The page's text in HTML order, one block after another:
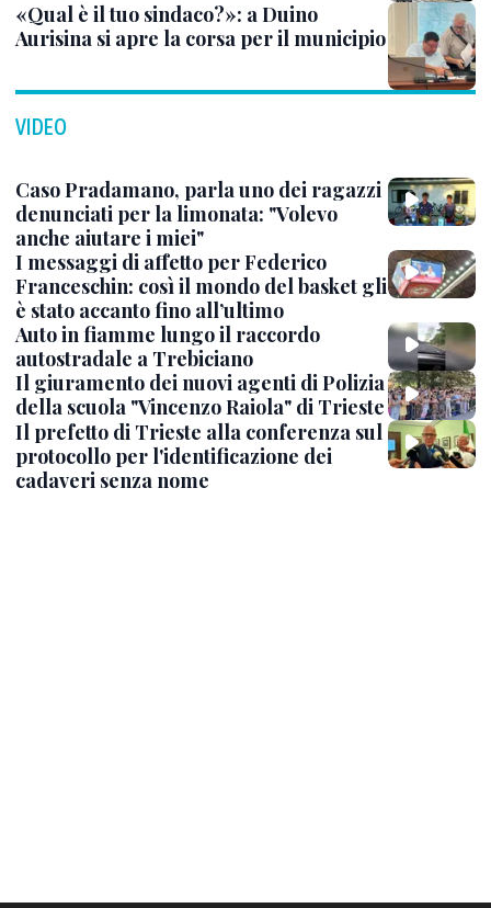
«Qual è il tuo sindaco?»: a Duino
Aurisina si apre la corsa per il municipio
VIDEO
Caso Pradamano, parla uno dei ragazzi
denunciati per la limonata: "Volevo
anche aiutare i miei"
I messaggi di affetto per Federico
Franceschin: così il mondo del basket gli
è stato accanto fino all’ultimo
Auto in fiamme lungo il raccordo
autostradale a Trebiciano
Il giuramento dei nuovi agenti di Polizia
della scuola "Vincenzo Raiola" di Trieste
Il prefetto di Trieste alla conferenza sul
protocollo per l'identificazione dei
cadaveri senza nome